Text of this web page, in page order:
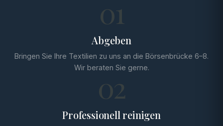
01
Abgeben
Bringen Sie Ihre Textilien zu uns an die Börsenbrücke 6–8.
Wir beraten Sie gerne.
02
Professionell reinigen